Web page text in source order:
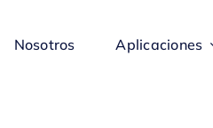
Nosotros Aplicaciones